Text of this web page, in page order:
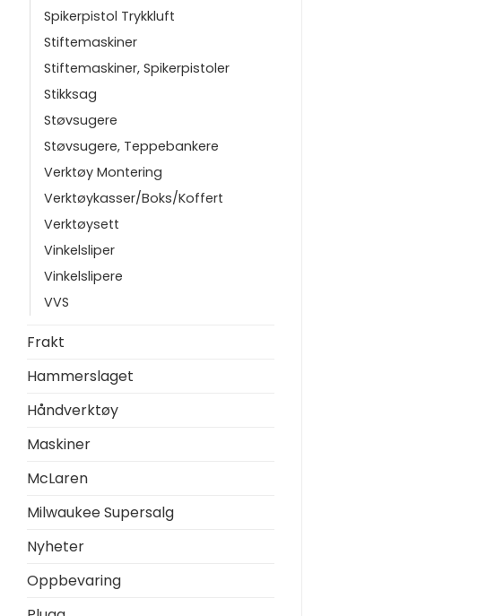
Spikerpistol Trykkluft
Stiftemaskiner
Stiftemaskiner, Spikerpistoler
Stikksag
Støvsugere
Støvsugere, Teppebankere
Verktøy Montering
Verktøykasser/Boks/Koffert
Verktøysett
Vinkelsliper
Vinkelslipere
VVS
Frakt
Hammerslaget
Håndverktøy
Maskiner
McLaren
Milwaukee Supersalg
Nyheter
Oppbevaring